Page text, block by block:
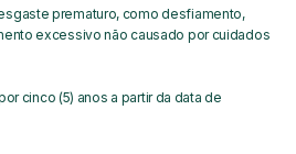
prematuro, como desfiamento,
excessivo não causado por cuidados
cinco (5) anos a partir da data de